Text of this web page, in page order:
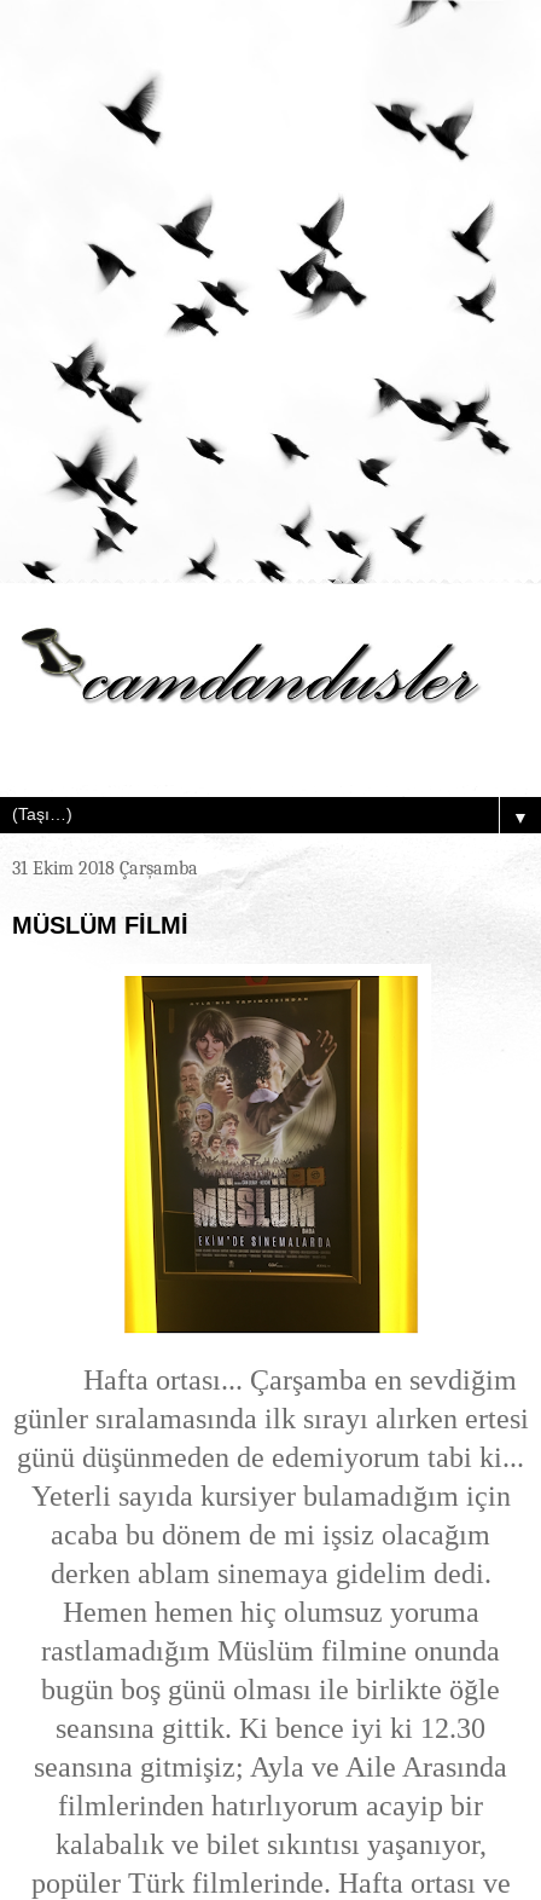
▼
31 Ekim 2018 Çarşamba
MÜSLÜM FİLMİ
Hafta ortası... Çarşamba en sevdiğim
günler sıralamasında ilk sırayı alırken ertesi
günü düşünmeden de edemiyorum tabi ki...
Yeterli sayıda kursiyer bulamadığım için
acaba bu dönem de mi işsiz olacağım
derken ablam sinemaya gidelim dedi.
Hemen hemen hiç olumsuz yoruma
rastlamadığım Müslüm filmine onunda
bugün boş günü olması ile birlikte öğle
seansına gittik. Ki bence iyi ki 12.30
seansına gitmişiz; Ayla ve Aile Arasında
filmlerinden hatırlıyorum acayip bir
kalabalık ve bilet sıkıntısı yaşanıyor,
popüler Türk filmlerinde. Hafta ortası ve